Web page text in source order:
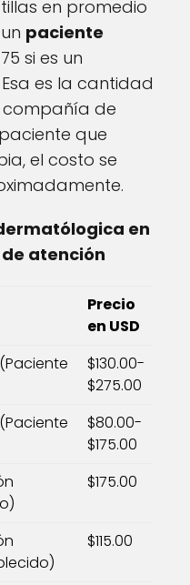
en promedio
paciente
si es un
Esa es la cantidad
compañía de
que
el costo se
en
atención
Precio
en USD
$130.00-
$275.00
$80.00-
$175.00
$175.00
$115.00